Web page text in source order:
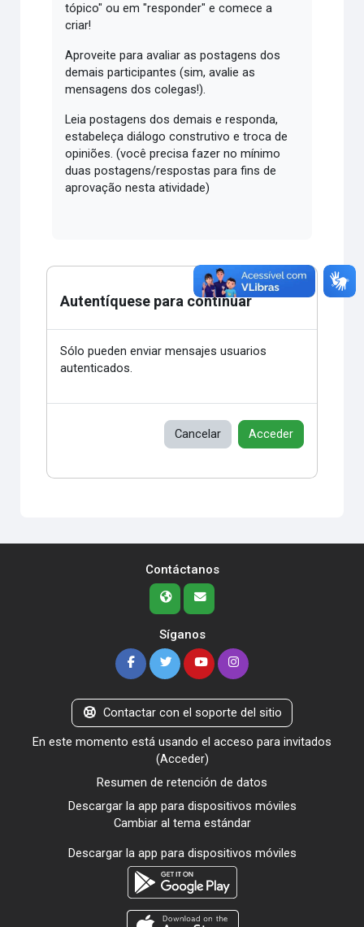
tópico" ou em "responder" e comece a
criar!
Aproveite para avaliar as postagens dos
demais participantes (sim, avalie as
mensagens dos colegas!).
Leia postagens dos demais e responda,
estabeleça diálogo construtivo e troca de
opiniões. (você precisa fazer no mínimo
duas postagens/respostas para fins de
aprovação nesta atividade)
Autentíquese para continuar
Sólo pueden enviar mensajes usuarios
autenticados.
Cancelar Acceder
Contáctanos
Síganos
Contactar con el soporte del sitio
En este momento está usando el acceso para invitados
(Acceder)
Resumen de retención de datos
Descargar la app para dispositivos móviles
Cambiar al tema estándar
Descargar la app para dispositivos móviles